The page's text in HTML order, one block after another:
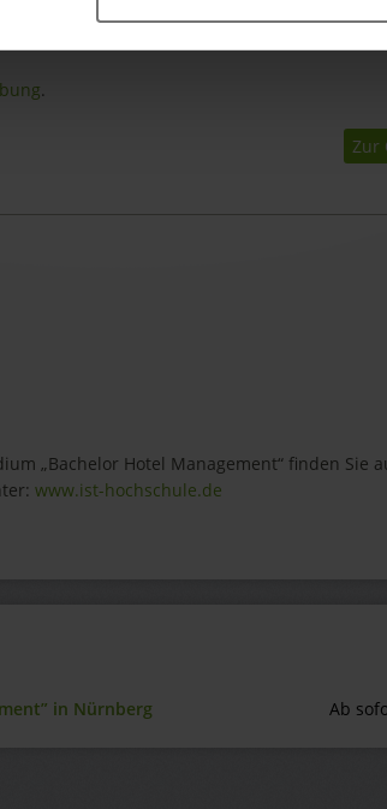
möglich
.
Zur
„Bachelor Hotel Management“ finden Sie
www.ist-hochschule.de
in Nürnberg Ab